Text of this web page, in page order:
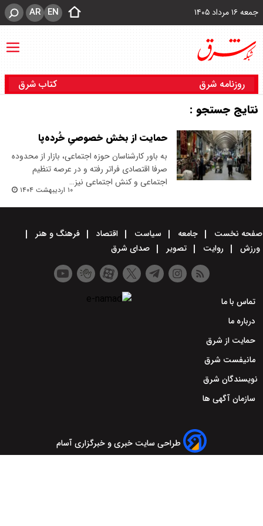
جمعه ۱۶ مرداد ۱۴۰۵ EN
AR
روزنامه شرق کتاب شرق
نتایج جستجو :
حمایت از بخش خصوصیِ خُرده‌پا
به باور کارشناسان حوزه اجتماعی، بازار از محدوده
صرفا اقتصادی فراتر رفته و در عرصه تنظیم
اجتماعی و کنش اجتماعی نیز…
۱۰ اردیبهشت ۱۴۰۴
صفحه نخست جامعه سیاست اقتصاد
فرهنگ و هنر
ورزش
روایت تصویر صدای شرق
تماس با ما
درباره ما
حمایت از شرق
مانیفست شرق
نویسندگان شرق
سازمان آگهی ها
طراحی سایت خبری و خبرگزاری آسام